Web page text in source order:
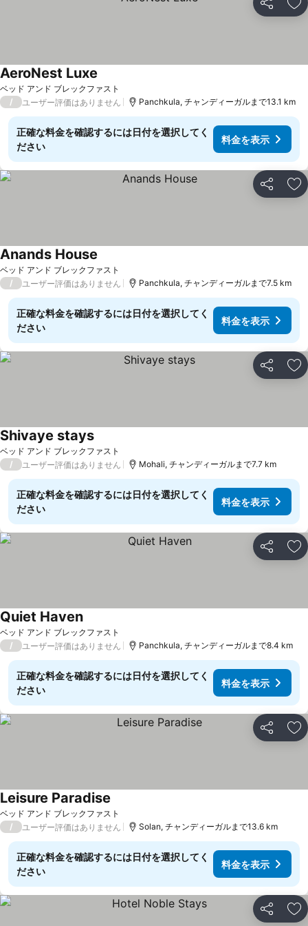
シェア お
ベッド アンド ブレックファスト
AeroNest Luxe
/ ユーザー評価はありません Panchkula, チャンディーガルまで13.1 km
正確な料金を確認するには日付を選択してく
ださい
料金を表示
シェア お
ベッド アンド ブレックファスト
Anands House
/ ユーザー評価はありません Panchkula, チャンディーガルまで7.5 km
正確な料金を確認するには日付を選択してく
ださい
料金を表示
シェア お
ベッド アンド ブレックファスト
Shivaye stays料金を表示
/ ユーザー評価はありません Mohali, チャンディーガルまで7.7 km
正確な料金を確認するには日付を選択してく
ださい
料金を表示
シェア お
ベッド アンド ブレックファスト
Quiet Haven料金を表示
/ ユーザー評価はありません Panchkula, チャンディーガルまで8.4 km
正確な料金を確認するには日付を選択してく
ださい
料金を表示
シェア お
ベッド アンド ブレックファスト
Leisure Paradise
/ ユーザー評価はありません Solan, チャンディーガルまで13.6 km
正確な料金を確認するには日付を選択してく
ださい
料金を表示
シェア お